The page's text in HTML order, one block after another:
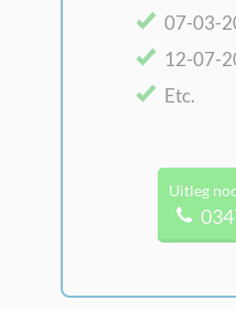
​07-03-
​12-07-
Etc.
Uitleg